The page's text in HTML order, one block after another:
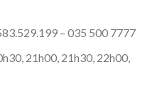
– 035 500 7777
21h00, 21h30, 22h00,